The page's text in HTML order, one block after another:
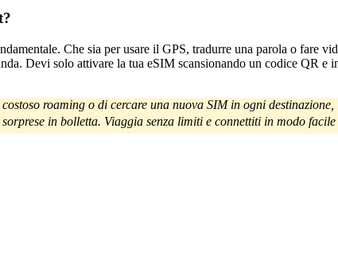
Che sia per usare il GPS, tradurre una parola o fare
Devi solo attivare la tua eSIM scansionando un codice QR
roaming o di cercare una nuova SIM in ogni destinazione,
in bolletta. Viaggia senza limiti e connettiti in modo